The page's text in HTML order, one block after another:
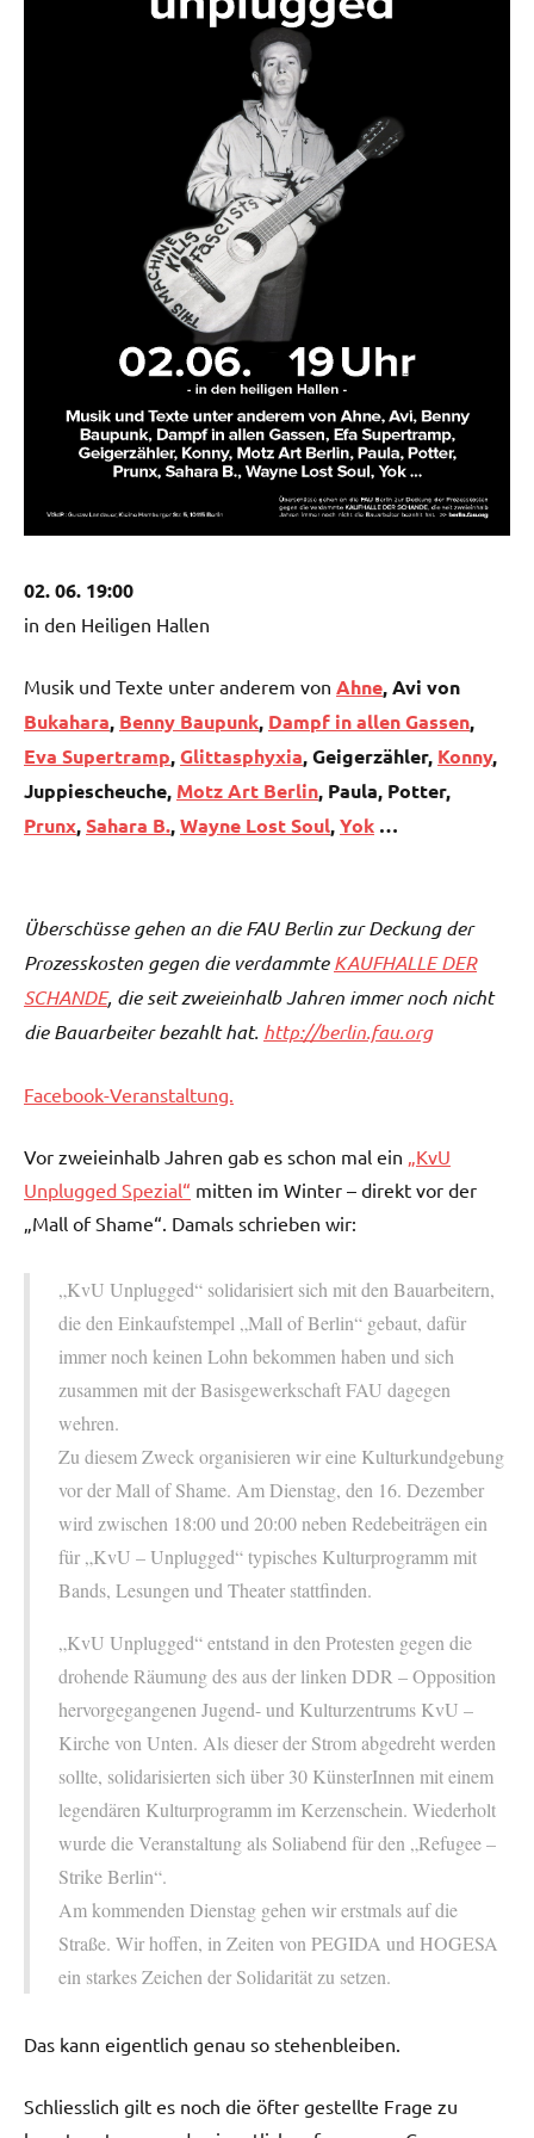
02. 06. 19:00
in den Heiligen Hallen
Musik und Texte unter anderem von Ahne, Avi von
Bukahara, Benny Baupunk, Dampf in allen Gassen,
Eva Supertramp,Glittasphyxia, Geigerzähler, Konny,
Juppiescheuche, Motz Art Berlin, Paula, Potter,
Prunx,Sahara B.,Wayne Lost Soul,Yok …
Überschüsse gehen an die FAU Berlin zur Deckung der
Prozesskosten gegen die verdammteKAUFHALLE DER
SCHANDE, die seit zweieinhalb Jahren immer noch nicht
die Bauarbeiter bezahlt hat. http://berlin.fau.org
Facebook-Veranstaltung.
Vor zweieinhalb Jahren gab es schon mal ein „KvU
Unplugged Spezial“ mitten im Winter – direkt vor der
„Mall of Shame“. Damals schrieben wir:
„KvU Unplugged“ solidarisiert sich mit den Bauarbeitern,
die den Einkaufstempel „Mall of Berlin“ gebaut, dafür
immer noch keinen Lohn bekommen haben und sich
zusammen mit der Basisgewerkschaft FAU dagegen
wehren.
Zu diesem Zweck organisieren wir eine Kulturkundgebung
vor der Mall of Shame. Am Dienstag, den 16. Dezember
wird zwischen 18:00 und 20:00 neben Redebeiträgen ein
für „KvU – Unplugged“ typisches Kulturprogramm mit
Bands, Lesungen und Theater stattfinden.
„KvU Unplugged“ entstand in den Protesten gegen die
drohende Räumung des aus der linken DDR – Opposition
hervorgegangenen Jugend- und Kulturzentrums KvU –
Kirche von Unten. Als dieser der Strom abgedreht werden
sollte, solidarisierten sich über 30 KünsterInnen mit einem
legendären Kulturprogramm im Kerzenschein. Wiederholt
wurde die Veranstaltung als Soliabend für den „Refugee –
Strike Berlin“.
Am kommenden Dienstag gehen wir erstmals auf die
Straße. Wir hoffen, in Zeiten von PEGIDA und HOGESA
ein starkes Zeichen der Solidarität zu setzen.
Das kann eigentlich genau so stehenbleiben.
Schliesslich gilt es noch die öfter gestellte Frage zu